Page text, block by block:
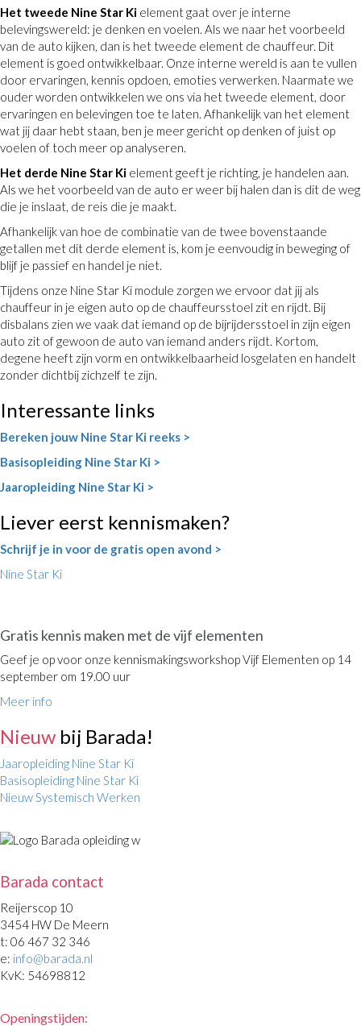
Het tweede Nine Star Ki element gaat over je interne
belevingswereld: je denken en voelen. Als we naar het voorbeeld
van de auto kijken, dan is het tweede element de chauffeur. Dit
element is goed ontwikkelbaar. Onze interne wereld is aan te vullen
door ervaringen, kennis opdoen, emoties verwerken. Naarmate we
ouder worden ontwikkelen we ons via het tweede element, door
ervaringen en belevingen toe te laten. Afhankelijk van het element
wat jij daar hebt staan, ben je meer gericht op denken of juist op
voelen of toch meer op analyseren.
Het derde Nine Star Ki element geeft je richting, je handelen aan.
Als we het voorbeeld van de auto er weer bij halen dan is dit de weg
die je inslaat, de reis die je maakt.
Afhankelijk van hoe de combinatie van de twee bovenstaande
getallen met dit derde element is, kom je eenvoudig in beweging of
blijf je passief en handel je niet.
Tijdens onze Nine Star Ki module zorgen we ervoor dat jij als
chauffeur in je eigen auto op de chauffeursstoel zit en rijdt. Bij
disbalans zien we vaak dat iemand op de bijrijdersstoel in zijn eigen
auto zit of gewoon de auto van iemand anders rijdt. Kortom,
degene heeft zijn vorm en ontwikkelbaarheid losgelaten en handelt
zonder dichtbij zichzelf te zijn.
Interessante links
Bereken jouw Nine Star Ki reeks >
Basisopleiding Nine Star Ki >
Jaaropleiding Nine Star Ki >
Liever eerst kennismaken?
Schrijf je in voor de gratis open avond >
Nine Star Ki
Gratis kennis maken met de vijf elementen
Geef je op voor onze kennismakingsworkshop Vijf Elementen op 14
september om 19.00 uur
Meer info
Nieuw bij Barada!
Jaaropleiding Nine Star Ki
Basisopleiding Nine Star Ki
Nieuw Systemisch Werken
Barada contact
Reijerscop 10
3454 HW De Meern
t: 06 467 32 346
e: info@barada.nl
KvK: 54698812
Openingstijden: